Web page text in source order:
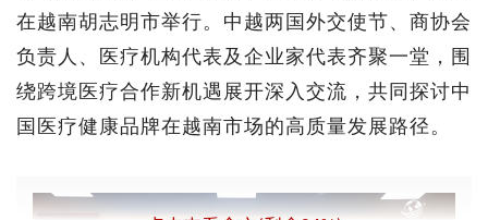
在越南胡志明市举行。中越两国外交使节、商协会
负责人、医疗机构代表及企业家代表齐聚一堂，围
绕跨境医疗合作新机遇展开深入交流，共同探讨中
国医疗健康品牌在越南市场的高质量发展路径。